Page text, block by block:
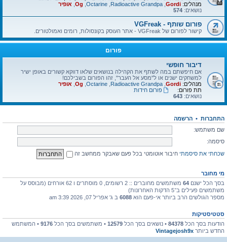
מנהלים: Gordi
Radioactive Grandpa
Octarine
Og אופיר
נושאים: 574
פורום שותף - VGFreak
קישור לפורום של VGFreak - אתר העוסק בקונסולות, רומים ואמולטורים.
פורום
דיבור חופשי
אם חיפשתם במה לשתף את הקהילה בנושאים שלאו דווקא קשורים באופן ישיר
למשחקים ישנים או ל"מסע אל העבר", זהו הפורום בשבילכם!
מנהלים: Gordi
Radioactive Grandpa
Octarine
Og אופיר
תת פורום:
פורום חידות
נושאים: 643
התחברות • הרשמה
שם משתמש:
סיסמה:
שכחתי את סיסמתי חיבור אוטומטי בכל פעם שאבקר ממחשב זה
מי מחובר
בסך הכל ישנם 64
משתמשים מחוברים :: 2 רשומים, 0 מוסתרים ו 62 אורחים (מבוסס על
משתמשים פעילים ב־5 הדקות האחרונות)
מספר הגולשים הרב ביותר אי-פעם הוא 6088 ב ג' אפריל 07, 2026 3:39 am
סטטיסטיקות
הודעות בסך הכל 84378 • נושאים בסך הכל 12579 • משתמשים בסך הכל 9176 • המשתמש
החדש ביותר Vintagejosh9x